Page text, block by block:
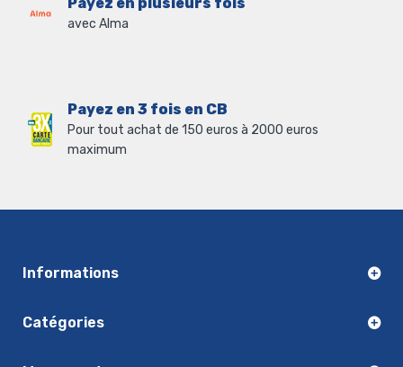
Payez en plusieurs fois
avec Alma
Payez en 3 fois en CB
Pour tout achat de 150 euros à 2000 euros
maximum
Informations
Catégories